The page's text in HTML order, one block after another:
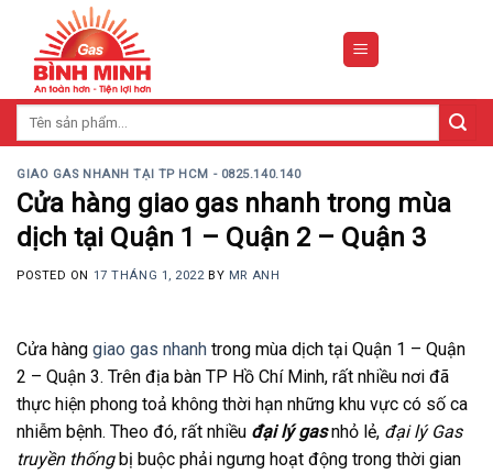
content
GIAO GAS NHANH TẠI TP HCM - 0825.140.140
Cửa hàng giao gas nhanh trong mùa
dịch tại Quận 1 – Quận 2 – Quận 3
POSTED ON 17 THÁNG 1, 2022BY MR ANH
Cửa hàng giao gas nhanh trong mùa dịch tại Quận 1 – Quận
2 – Quận 3. Trên địa bàn TP Hồ Chí Minh, rất nhiều nơi đã
thực hiện phong toả không thời hạn những khu vực có số ca
nhiễm bệnh. Theo đó, rất nhiều đại lý gasnhỏ lẻ, đại lý Gas
truyền thốngbị buộc phải ngưng hoạt động trong thời gian